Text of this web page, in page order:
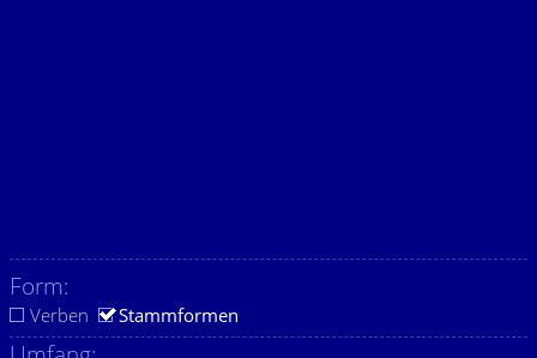
Form:
Verben Stammformen